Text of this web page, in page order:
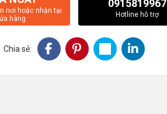
nơi hoặc nhận tại
hàng
0915819967
Hotline hỗ trợ
Chia sẻ: